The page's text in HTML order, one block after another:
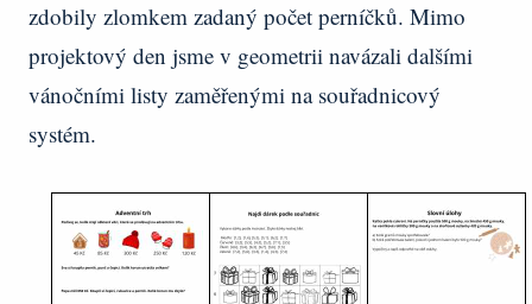
zdobily zlomkem zadaný počet perníčků. Mimo
projektový den jsme v geometrii navázali dalšími
vánočními listy zaměřenými na souřadnicový
systém.